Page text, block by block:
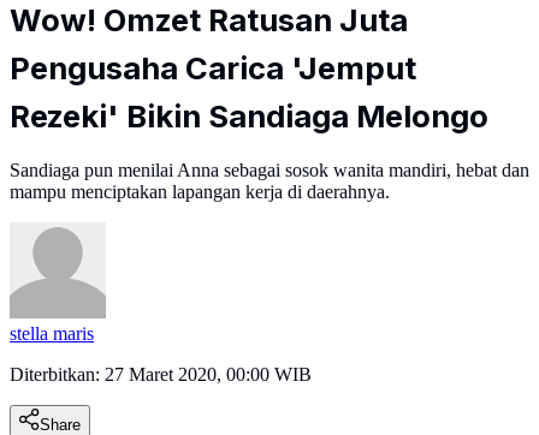
Wow! Omzet Ratusan Juta
Pengusaha Carica 'Jemput
Rezeki' Bikin Sandiaga Melongo
Sandiaga pun menilai Anna sebagai sosok wanita mandiri, hebat dan
mampu menciptakan lapangan kerja di daerahnya.
stella maris
Diterbitkan: 27 Maret 2020, 00:00 WIB
Share